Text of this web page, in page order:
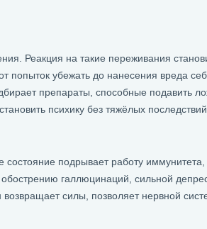
Реакция на такие переживания
попыток убежать до нанесения вреда
препараты, способные подавить
психику без тяжёлых последствий.
подрывает работу
галлюцинаций, сильной
силы, позволяет нервной